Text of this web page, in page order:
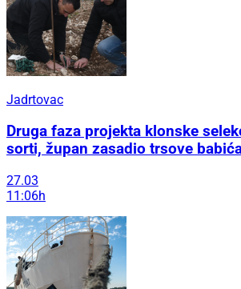
Jadrtovac
Druga faza projekta klonske
sorti, župan zasadio trsove
27.03
11:06h